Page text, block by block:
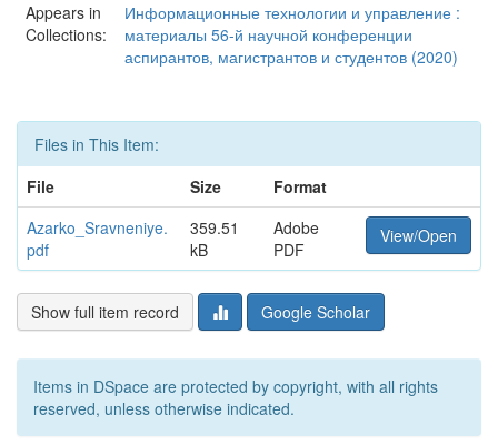
Appears in
Collections:
Информационные технологии и управление :
материалы 56-й научной конференции
аспирантов, магистрантов и студентов (2020)
Files in This Item:
File
Size
Format
Azarko_Sravneniye.
pdf
359.51
kB
Adobe
PDF
View/Open
Show full item record Google Scholar
Items in DSpace are protected by copyright, with all rights
reserved, unless otherwise indicated.